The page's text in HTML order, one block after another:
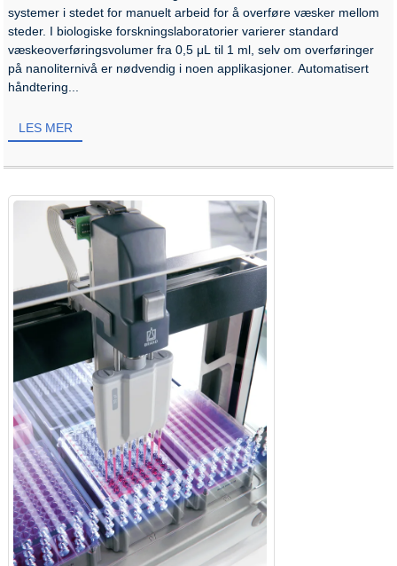
systemer i stedet for manuelt arbeid for å overføre væsker mellom
steder. I biologiske forskningslaboratorier varierer standard
væskeoverføringsvolumer fra 0,5 μL til 1 ml, selv om overføringer
på nanoliternivå er nødvendig i noen applikasjoner. Automatisert
håndtering...
LES MER